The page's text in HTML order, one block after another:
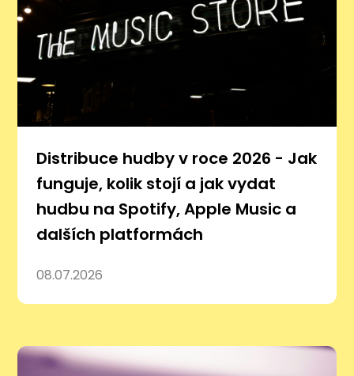
Distribuce hudby v roce 2026 - Jak
funguje, kolik stojí a jak vydat
hudbu na Spotify, Apple Music a
dalších platformách
08.07.2026